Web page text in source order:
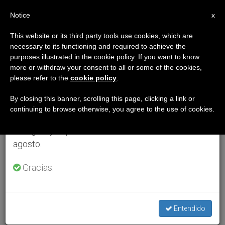
×
Aviso importante
Del 27 de julio al 7 de agosto haremos la pausa
anual, aprovechando que en el periodo de verano
se generan menos informaciones y también el
agosto.
Gracias.
Entendido
x
Notice
This website or its third party tools use cookies, which are
necessary to its functioning and required to achieve the
purposes illustrated in the cookie policy. If you want to know
more or withdraw your consent to all or some of the cookies,
please refer to the cookie policy
By closing this banner, scrolling this page, clicking a link or
continuing to browse otherwise, you agree to the use of cookies.